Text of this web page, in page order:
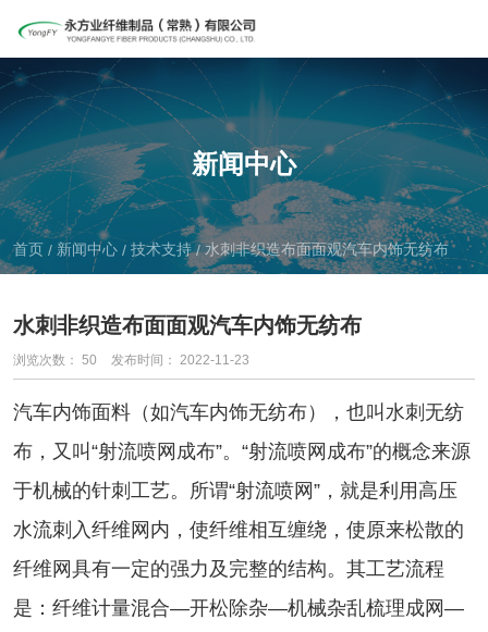
新闻中心
首页 / 新闻中心 / 技术支持 /水刺非织造布面面观汽车内饰无纺布
水刺非织造布面面观汽车内饰无纺布
浏览次数： 50 发布时间： 2022-11-23
汽车内饰面料（如汽车内饰无纺布），也叫水刺无纺
布，又叫“射流喷网成布”。“射流喷网成布”的概念来源
于机械的针刺工艺。所谓“射流喷网”，就是利用高压
水流刺入纤维网内，使纤维相互缠绕，使原来松散的
纤维网具有一定的强力及完整的结构。其工艺流程
是：纤维计量混合—开松除杂—机械杂乱梳理成网—